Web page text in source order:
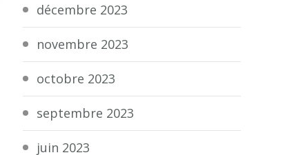
décembre 2023
novembre 2023
octobre 2023
septembre 2023
juin 2023